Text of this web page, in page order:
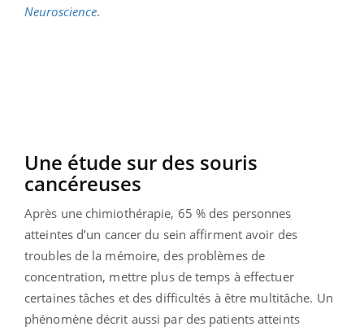
Neuroscience.
Une étude sur des souris
cancéreuses
Après une chimiothérapie, 65 % des personnes
atteintes d’un cancer du sein affirment avoir des
troubles de la mémoire, des problèmes de
concentration, mettre plus de temps à effectuer
certaines tâches et des difficultés à être multitâche. Un
phénomène décrit aussi par des patients atteints